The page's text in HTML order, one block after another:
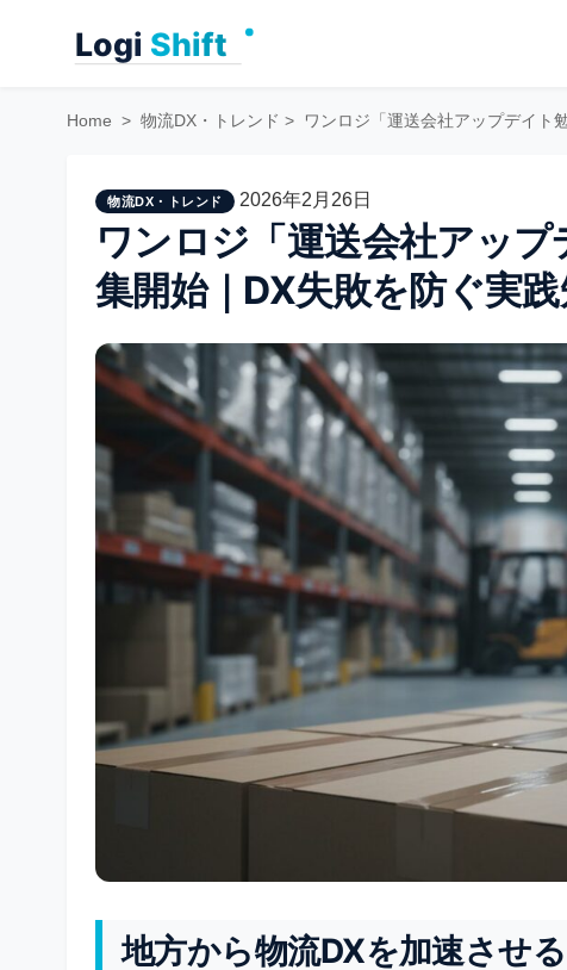
Home > 物流DX・トレンド > ワンロジ「運送会社アップデイト
物流DX・トレンド 2026年2月26日
ワンロジ「運送会社アッ
集開始｜DX失敗を防ぐ実
地方から物流DXを加速させ